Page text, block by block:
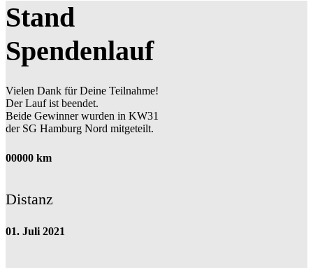
Stand
Spendenlauf
Vielen Dank für Deine Teilnahme!
Der Lauf ist beendet.
Beide Gewinner wurden in KW31
der SG Hamburg Nord mitgeteilt.
00000 km
Distanz
01. Juli 2021